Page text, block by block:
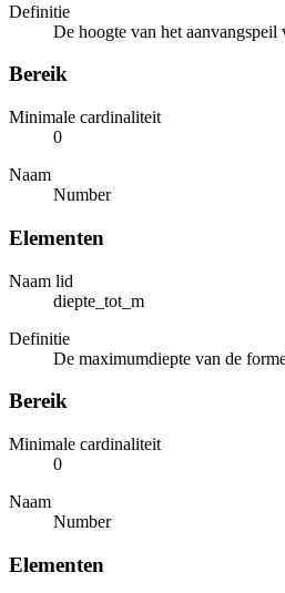
Definitie
De hoogte van het
Bereik
Minimale cardinaliteit
0
Naam
Number
Elementen
Naam lid
diepte_tot_m
Definitie
De maximumdiepte van de
Bereik
Minimale cardinaliteit
0
Naam
Number
Elementen